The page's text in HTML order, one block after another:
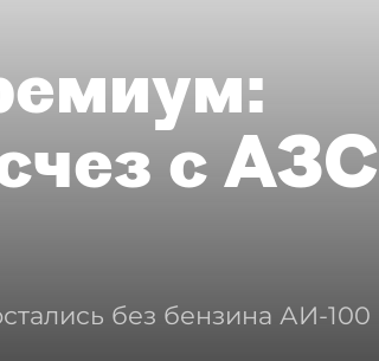
с АЗС
без бензина АИ-100